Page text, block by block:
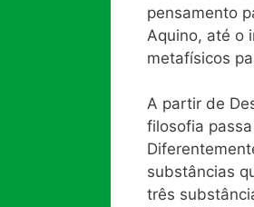
pensamento
Aquino, até o
metafísicos
A partir de
filosofia
substâncias
três